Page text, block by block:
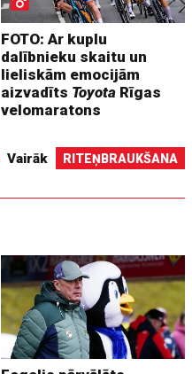
FOTO: Ar kuplu
dalībnieku skaitu un
lieliskām emocijām
aizvadīts Toyota Rīgas
velomaratons
Vairāk RITEŅBRAUKŠANA